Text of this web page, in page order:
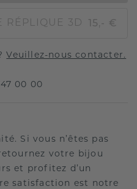
RÉPLIQUE 3D 15,- €
Veuillez-nous contacter.
00 00
Si vous n’êtes pas
votre bijou
et profitez d’un
satisfaction est notre